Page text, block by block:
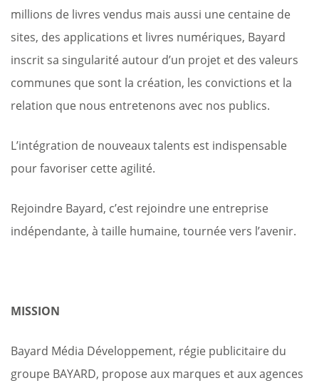
millions de livres vendus mais aussi une centaine de
sites, des applications et livres numériques, Bayard
inscrit sa singularité autour d’un projet et des valeurs
communes que sont la création, les convictions et la
relation que nous entretenons avec nos publics.
L’intégration de nouveaux talents est indispensable
pour favoriser cette agilité.
Rejoindre Bayard, c’est rejoindre une entreprise
indépendante, à taille humaine, tournée vers l’avenir.
MISSION
Bayard Média Développement, régie publicitaire du
groupe BAYARD, propose aux marques et aux agences